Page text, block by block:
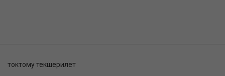
токтому текшерилет